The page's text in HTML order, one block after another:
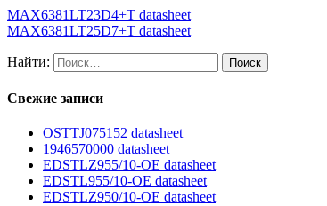
MAX6381LT23D4+T datasheet
MAX6381LT25D7+T datasheet
Найти:
Свежие записи
OSTTJ075152 datasheet
1946570000 datasheet
EDSTLZ955/10-OE datasheet
EDSTL955/10-OE datasheet
EDSTLZ950/10-OE datasheet